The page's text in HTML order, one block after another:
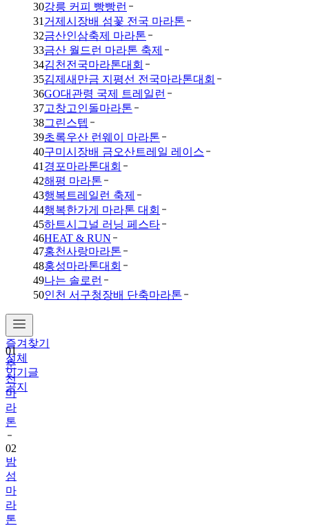
30강릉 커피 빵빵런
31 거제시장배 섬꽃 전국 마라톤
32금산인삼축제 마라톤
33금산 월드런 마라톤 축제
34김천전국마라톤대회
35김제새만금 지평선 전국마라톤대회
36GO대관령 국제 트레일런
37고창고인돌마라톤
38그린스텝
39초록우산 런웨이 마라톤
40구미시장배 금오산트레일 레이스
41 경포마라톤대회
42해평 마라톤
43행복트레일런 축제
44행복한가게 마라톤 대회
45하트시그널 러닝 페스타
46HEAT & RUN
47홍천사랑마라톤
48홍성마라톤대회
49나는 솔로런
50인천 서구청장배 단축마라톤
즐겨찾기
전체
인기글
공지
01
춘
천
마
라
톤
02
밤
섬
마
라
톤